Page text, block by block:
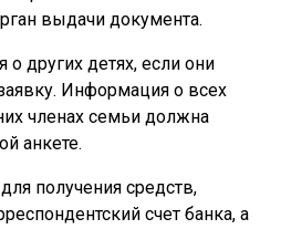
выдачи документа.
других детях, если они
Информация о всех
членах семьи должна
анкете.
получения средств,
счет банка, а